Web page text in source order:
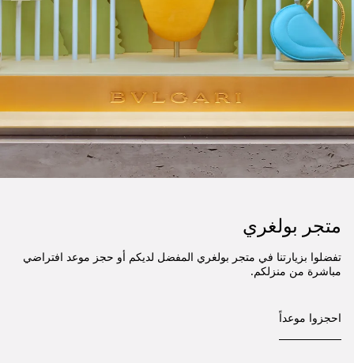
متجر بولغري
تفضلوا بزيارتنا في متجر بولغري المفضل لديكم أو حجز موعد افتراضي
مباشرة من منزلكم.
احجزوا موعداً